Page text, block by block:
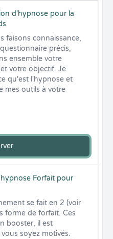
d'hypnose pour la
faisons connaissance,
précis,
ensemble votre
votre objectif. Je
qu'est l'hypnose et
mes outils à votre
Forfait pour
se fait en 2 (voir
forme de forfait. Ces
booster, il est
soyez motivés.